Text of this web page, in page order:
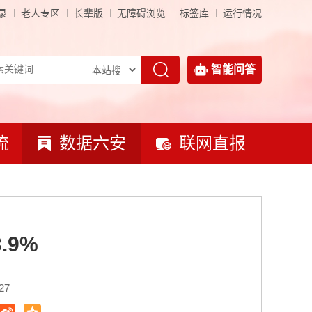
老人专区 长辈版 无障碍浏览 标签库 运行情况
智能问答
数据六安 联网直报